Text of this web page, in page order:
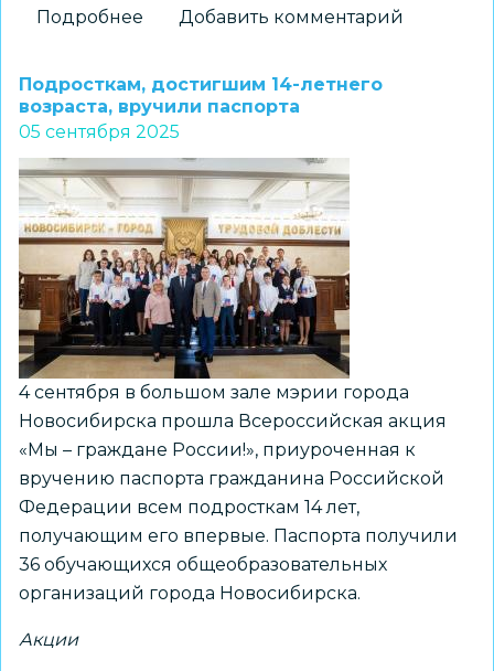
Подробнее
стране
стартовала
масштабная
акция
«Поделись
своим
знанием»
Добавить комментарий
Подросткам, достигшим 14-летнего
возраста, вручили паспорта
05 сентября 2025
4 сентября в большом зале мэрии города
Новосибирска прошла Всероссийская акция
«Мы – граждане России!», приуроченная к
вручению паспорта гражданина Российской
Федерации всем подросткам 14 лет,
получающим его впервые. Паспорта получили
36 обучающихся общеобразовательных
организаций города Новосибирска.
Акции